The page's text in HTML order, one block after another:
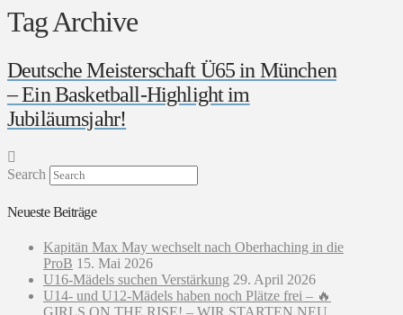
Tag Archive
Deutsche Meisterschaft Ü65 in München
– Ein Basketball-Highlight im
Jubiläumsjahr!
Search
Neueste Beiträge
Kapitän Max May wechselt nach Oberhaching in die
ProB 15. Mai 2026
U16-Mädels suchen Verstärkung 29. April 2026
U14- und U12-Mädels haben noch Plätze frei – 🔥